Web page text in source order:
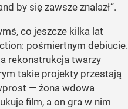
by się zawsze znalazł”.
co jeszcze kilka lat
pośmiertnym debiucie.
rekonstrukcja twarzy
takie projekty przestają
— żona wdowa
film, a on gra w nim